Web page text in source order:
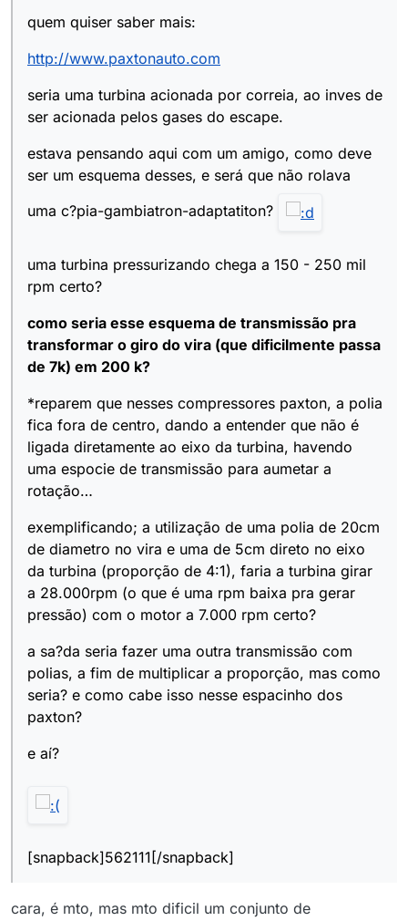
quem quiser saber mais:
http://www.paxtonauto.com
seria uma turbina acionada por correia, ao inves de
ser acionada pelos gases do escape.
estava pensando aqui com um amigo, como deve
ser um esquema desses, e será que não rolava
uma c?pia-gambiatron-adaptatiton?
uma turbina pressurizando chega a 150 - 250 mil
rpm certo?
como seria esse esquema de transmissão pra
transformar o giro do vira (que dificilmente passa
de 7k) em 200 k?
*reparem que nesses compressores paxton, a polia
fica fora de centro, dando a entender que não é
ligada diretamente ao eixo da turbina, havendo
uma espocie de transmissão para aumetar a
rotação…
exemplificando; a utilização de uma polia de 20cm
de diametro no vira e uma de 5cm direto no eixo
da turbina (proporção de 4:1), faria a turbina girar
a 28.000rpm (o que é uma rpm baixa pra gerar
pressão) com o motor a 7.000 rpm certo?
a sa?da seria fazer uma outra transmissão com
polias, a fim de multiplicar a proporção, mas como
seria? e como cabe isso nesse espacinho dos
paxton?
e aí?
[snapback]562111[/snapback]
cara, é mto, mas mto dificil um conjunto de